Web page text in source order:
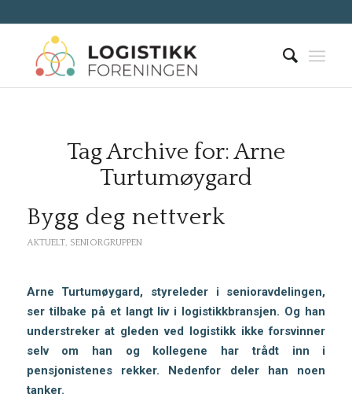
Tag Archive for:Arne
Turtumøygard
Bygg deg nettverk
AKTUELT, SENIORGRUPPEN
Arne Turtumøygard, styreleder i senioravdelingen,
ser tilbake på et langt liv i logistikkbransjen. Og han
understreker at gleden ved logistikk ikke forsvinner
selv om han og kollegene har trådt inn i
pensjonistenes rekker. Nedenfor deler han noen
tanker.